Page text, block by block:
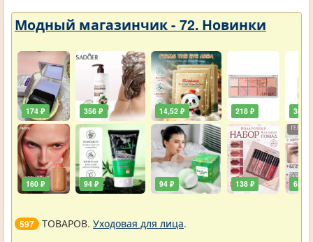
Модный магазинчик - 72. Новинки
174 ₽
160 ₽
356 ₽
94 ₽
14,52 ₽
94 ₽
218 ₽
138 ₽ 65 ₽
597 ТОВАРОВ. Уходовая для лица.